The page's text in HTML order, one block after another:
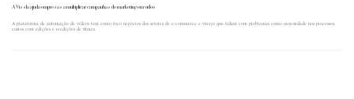
A Vissla ajuda empresas a multiplicar campanhas de marketing em vídeo
A plataforma de automação de vídeos tem como foco negócios dos setores de e-commerce e varejo que lidam com problemas como morosidade nos processos,
custos com edições e reedições de filmes.